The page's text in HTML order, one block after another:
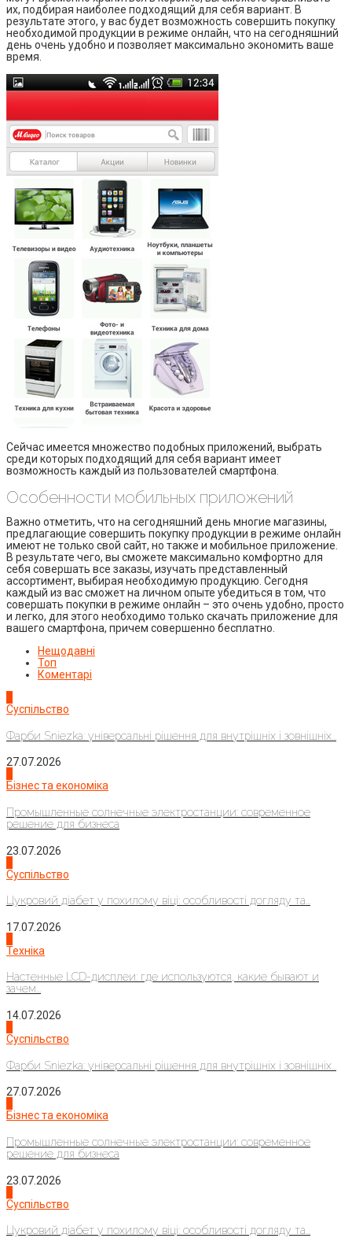
их, подбирая наиболее подходящий для себя вариант. В
результате этого, у вас будет возможность совершить покупку
необходимой продукции в режиме онлайн, что на сегодняшний
день очень удобно и позволяет максимально экономить ваше
время.
Сейчас имеется множество подобных приложений, выбрать
среди которых подходящий для себя вариант имеет
возможность каждый из пользователей смартфона.
Особенности мобильных приложений
Важно отметить, что на сегодняшний день многие магазины,
предлагающие совершить покупку продукции в режиме онлайн
имеют не только свой сайт, но также и мобильное приложение.
В результате чего, вы сможете максимально комфортно для
себя совершать все заказы, изучать представленный
ассортимент, выбирая необходимую продукцию. Сегодня
каждый из вас сможет на личном опыте убедиться в том, что
совершать покупки в режиме онлайн – это очень удобно, просто
и легко, для этого необходимо только скачать приложение для
вашего смартфона, причем совершенно бесплатно.
Нещодавні
Топ
Коментарі
Суспільство
Фарби Sniezka: універсальні рішення для внутрішніх і зовнішніх...
27.07.2026
Бізнес та економіка
Промышленные солнечные электростанции: современное
решение для бизнеса
23.07.2026
Суспільство
Цукровий діабет у похилому віці: особливості догляду та...
17.07.2026
Техніка
Настенные LCD-дисплеи: где используются, какие бывают и
зачем...
14.07.2026
Суспільство
Фарби Sniezka: універсальні рішення для внутрішніх і зовнішніх...
27.07.2026
Бізнес та економіка
Промышленные солнечные электростанции: современное
решение для бизнеса
23.07.2026
Суспільство
Цукровий діабет у похилому віці: особливості догляду та...